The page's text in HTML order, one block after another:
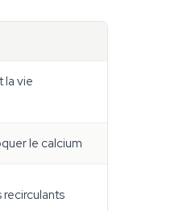
la vie
le calcium